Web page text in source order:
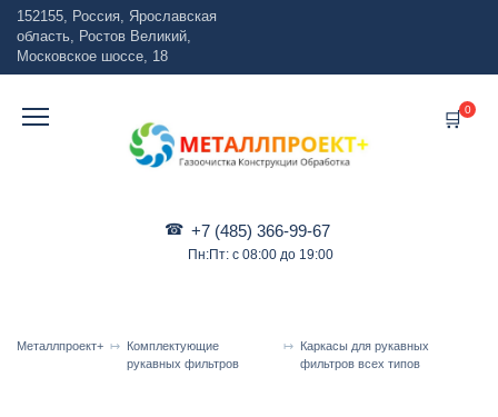
Перейти
содержанию
152155, Россия, Ярославская
область, Ростов Великий,
Московское шоссе, 18
+7 (485) 366-99-67
Пн:Пт: с 08:00 до 19:00
0
Металлпроект+
Комплектующие
рукавных фильтров
Каркасы для рукавных
фильтров всех типов